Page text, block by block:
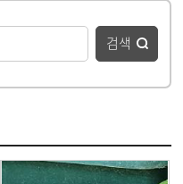
검색